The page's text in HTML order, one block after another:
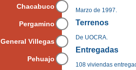
Chacabuco
Pergamino
General Villegas
Pehuajo
Marzo de 1997.
Terrenos
De UOCRA.
Entregadas
108 viviendas